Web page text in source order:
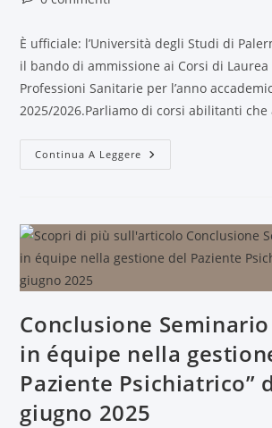
È ufficiale: l’Università degli Studi di
il bando di ammissione ai Corsi di
Professioni Sanitarie per l’anno
2025/2026.Parliamo di corsi abilitanti
Continua A Leggere
Conclusione
in équipe nella
Paziente Psichiatrico”
giugno 2025